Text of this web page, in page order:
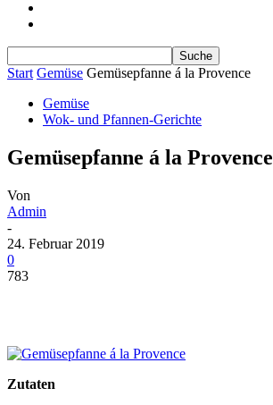
Start Gemüse Gemüsepfanne á la Provence
Gemüse
Wok- und Pfannen-Gerichte
Gemüsepfanne á la Provence
Von
Admin
-
24. Februar 2019
0
783
Zutaten